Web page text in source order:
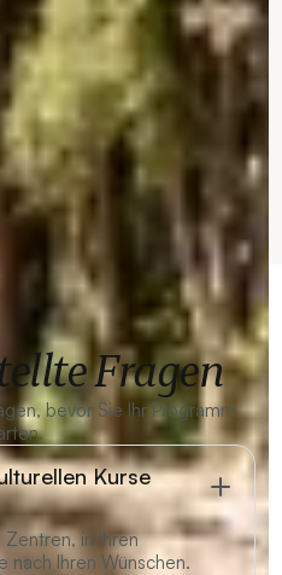
Fragen
bevor Sie Ihr Programm
Kurse
Zentren, in Ihren
nach Ihren Wünschen.